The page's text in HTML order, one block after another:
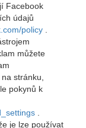
Facebook
údajů
policy
můžete
stránku,
pokynů k
je lze používat